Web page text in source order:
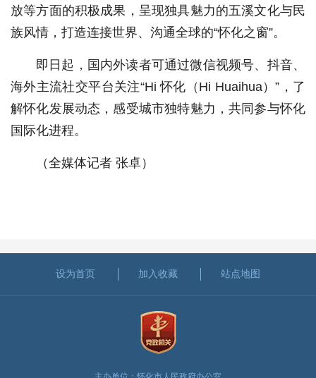
放等方面的积极成果，呈现独具魅力的五溪文化与民
族风情，打造连接世界、沟通全球的“怀化之窗”。
即日起，国内外读者可通过微信视频号、抖音、
海外主流社交平台关注“Hi 怀化（Hi Huaihua）”，了
解怀化发展动态，感受城市独特魅力，共同参与怀化
国际化进程。
（全媒体记者 张卓）
设为首页 加入收藏 站点地图